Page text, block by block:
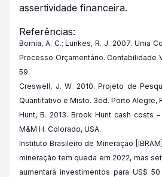
assertividade financeira.
Referências:
Bornia, A. C.; Lunkes, R. J. 2007. Uma
Processo Orçamentário. Contabilidade
59.
Creswell, J. W. 2010. Projeto de
Quantitativo e Misto. 3ed. Porto Alegre,
Hunt, B. 2013. Brook Hunt cash costs
M&M H. Colorado, USA.
Instituto Brasileiro de Mineração
mineração tem queda em 2022, mas
aumentará investimentos para US$